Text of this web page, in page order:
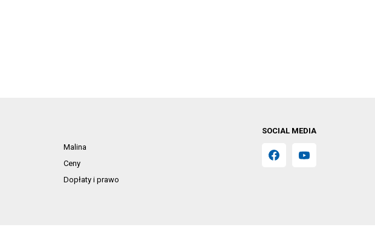
Malina
Ceny
Dopłaty i prawo
SOCIAL MEDIA